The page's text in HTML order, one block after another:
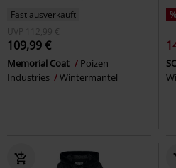
Fast ausverkauft
UVP
112,99 €
109,99 €
Memorial Coat
Poizen
Industries
Wintermantel
%